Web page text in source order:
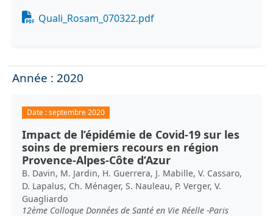
Document
Quali_Rosam_070322.pdf
Année : 2020
Date :septembre 2020
Impact de l’épidémie de Covid-19 sur les
soins de premiers recours en région
Provence-Alpes-Côte d’Azur
B. Davin, M. Jardin, H. Guerrera, J. Mabille, V. Cassaro,
D. Lapalus, Ch. Ménager, S. Nauleau, P. Verger, V.
Guagliardo
12ème Colloque Données de Santé en Vie Réelle -Paris